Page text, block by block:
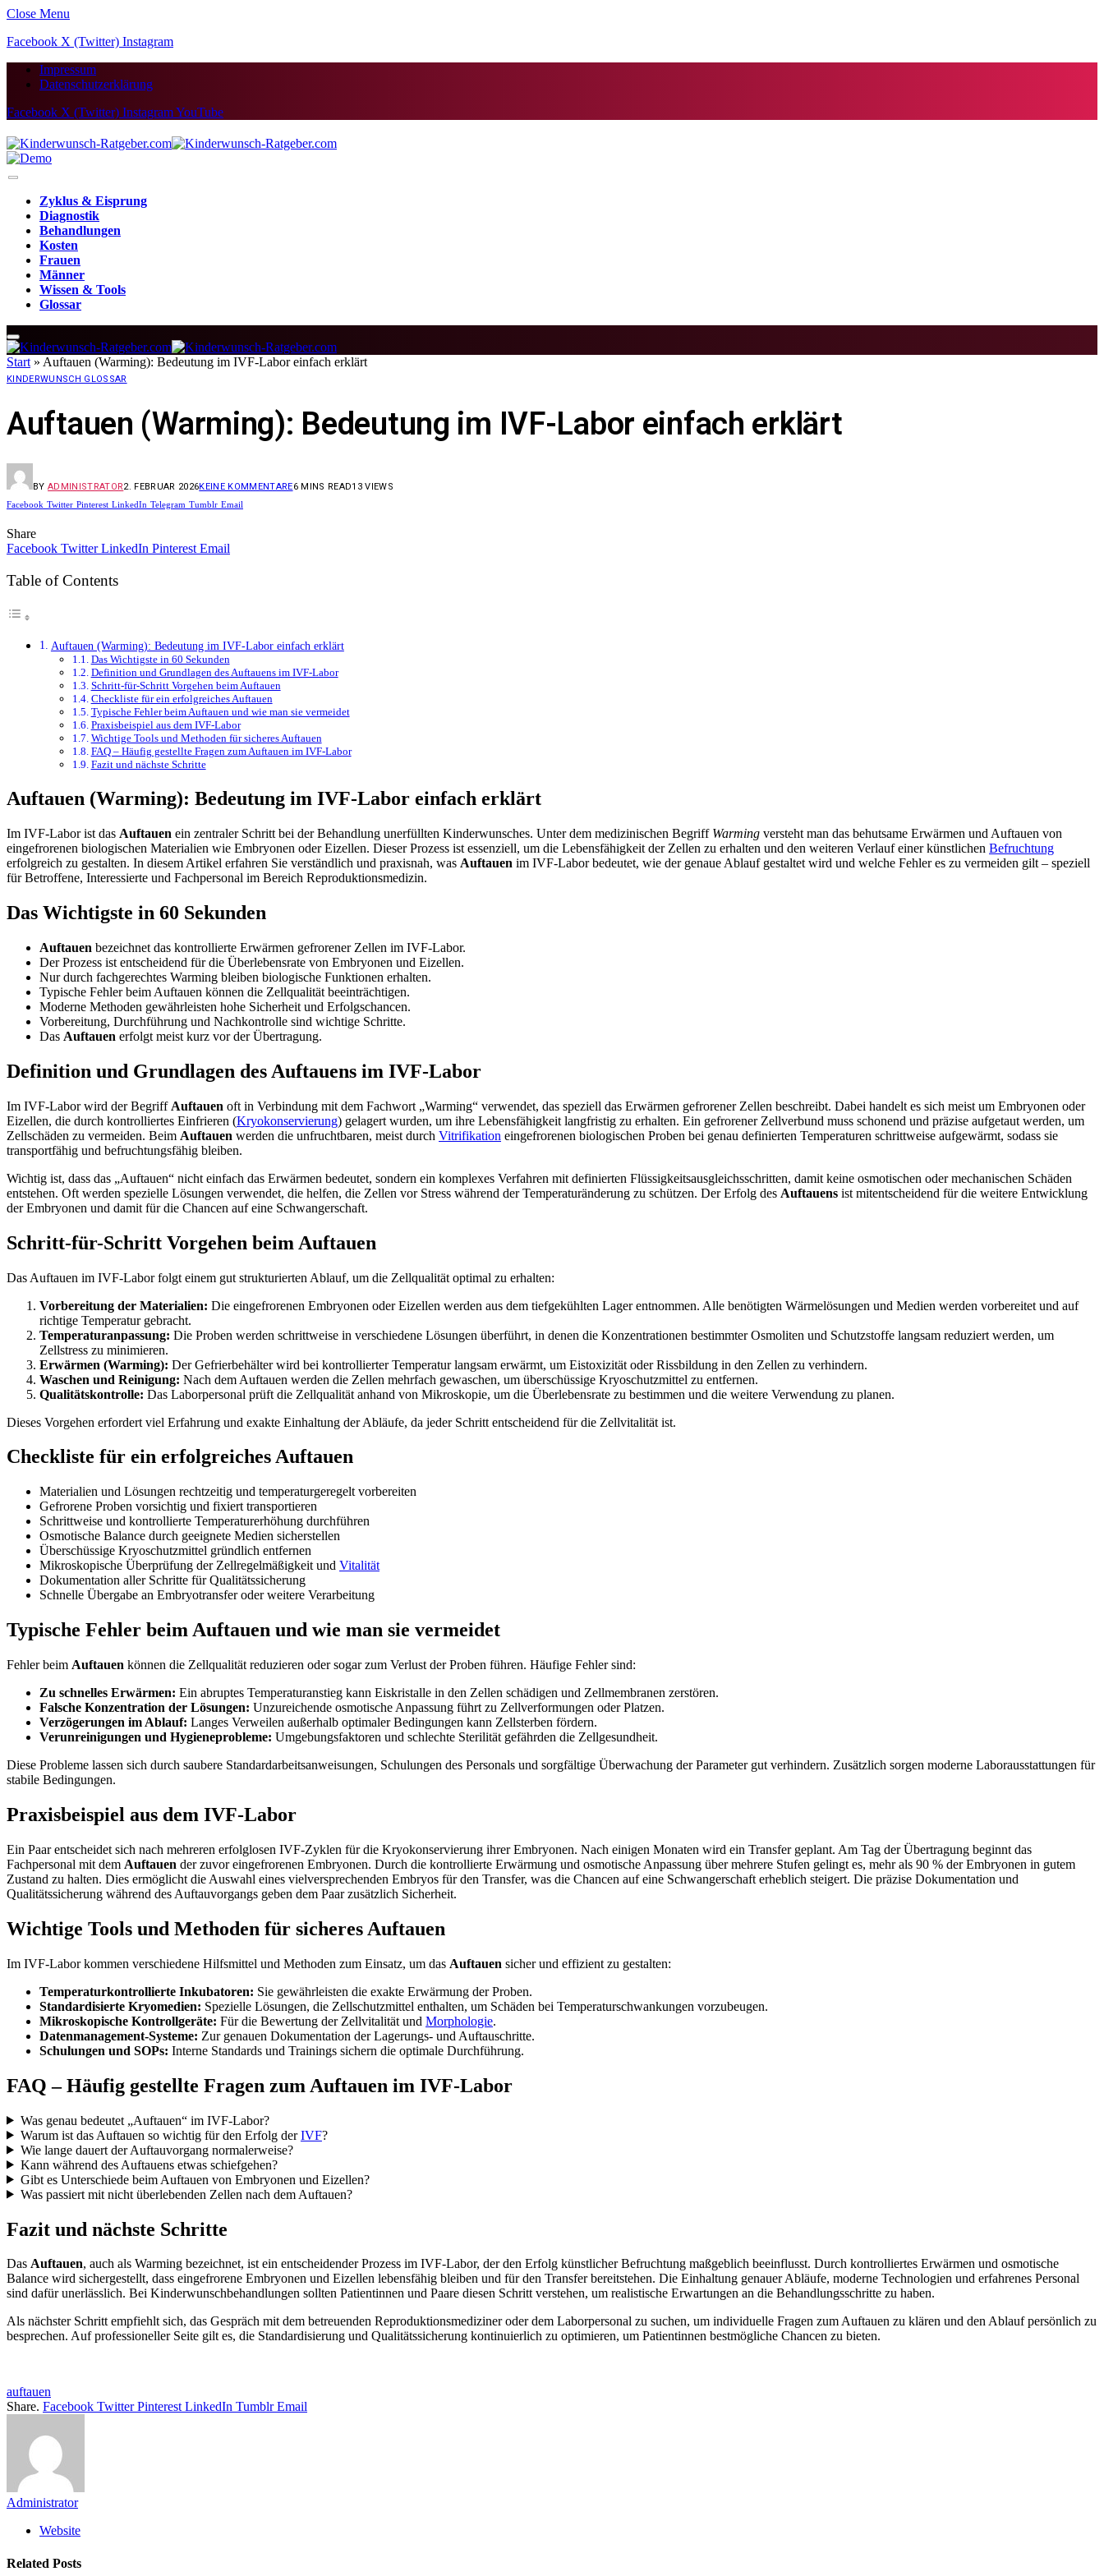
Close Menu
Facebook X (Twitter) Instagram
Impressum
Datenschutzerklärung
Facebook X (Twitter) InstagramYouTube
Zyklus & Eisprung
Diagnostik
Behandlungen
Kosten
Frauen
Männer
Wissen & Tools
Glossar
Start » Auftauen (Warming): Bedeutung im IVF-Labor einfach erklärt
KINDERWUNSCH GLOSSAR
Auftauen (Warming): Bedeutung im IVF-Labor einfach erklärt
BY ADMINISTRATOR2. FEBRUAR 2026KEINE KOMMENTARE6 MINS READ13VIEWS
Facebook Twitter Pinterest LinkedIn Telegram Tumblr Email
Share
Facebook Twitter LinkedIn Pinterest Email
Table of Contents
Auftauen (Warming): Bedeutung im IVF-Labor einfach erklärt
Das Wichtigste in 60 Sekunden
Definition und Grundlagen des Auftauens im IVF-Labor
Schritt-für-Schritt Vorgehen beim Auftauen
Checkliste für ein erfolgreiches Auftauen
Typische Fehler beim Auftauen und wie man sie vermeidet
Praxisbeispiel aus dem IVF-Labor
Wichtige Tools und Methoden für sicheres Auftauen
FAQ – Häufig gestellte Fragen zum Auftauen im IVF-Labor
Fazit und nächste Schritte
Auftauen (Warming): Bedeutung im IVF-Labor einfach erklärt
Im IVF-Labor ist das Auftauen ein zentraler Schritt bei der Behandlung unerfüllten Kinderwunsches. Unter dem medizinischen Begriff Warming versteht man das behutsame Erwärmen und Auftauen von
eingefrorenen biologischen Materialien wie Embryonen oder Eizellen. Dieser Prozess ist essenziell, um die Lebensfähigkeit der Zellen zu erhalten und den weiteren Verlauf einer künstlichen Befruchtung
erfolgreich zu gestalten. In diesem Artikel erfahren Sie verständlich und praxisnah, was Auftauen im IVF-Labor bedeutet, wie der genaue Ablauf gestaltet wird und welche Fehler es zu vermeiden gilt – speziell
für Betroffene, Interessierte und Fachpersonal im Bereich Reproduktionsmedizin.
Das Wichtigste in 60 Sekunden
Auftauen bezeichnet das kontrollierte Erwärmen gefrorener Zellen im IVF-Labor.
Der Prozess ist entscheidend für die Überlebensrate von Embryonen und Eizellen.
Nur durch fachgerechtes Warming bleiben biologische Funktionen erhalten.
Typische Fehler beim Auftauen können die Zellqualität beeinträchtigen.
Moderne Methoden gewährleisten hohe Sicherheit und Erfolgschancen.
Vorbereitung, Durchführung und Nachkontrolle sind wichtige Schritte.
Das Auftauen erfolgt meist kurz vor der Übertragung.
Definition und Grundlagen des Auftauens im IVF-Labor
Im IVF-Labor wird der Begriff Auftauen oft in Verbindung mit dem Fachwort „Warming“ verwendet, das speziell das Erwärmen gefrorener Zellen beschreibt. Dabei handelt es sich meist um Embryonen oder
Eizellen, die durch kontrolliertes Einfrieren (Kryokonservierung) gelagert wurden, um ihre Lebensfähigkeit langfristig zu erhalten. Ein gefrorener Zellverbund muss schonend und präzise aufgetaut werden, um
Zellschäden zu vermeiden. Beim Auftauen werden die unfruchtbaren, meist durch Vitrifikation eingefrorenen biologischen Proben bei genau definierten Temperaturen schrittweise aufgewärmt, sodass sie
transportfähig und befruchtungsfähig bleiben.
Wichtig ist, dass das „Auftauen“ nicht einfach das Erwärmen bedeutet, sondern ein komplexes Verfahren mit definierten Flüssigkeitsausgleichsschritten, damit keine osmotischen oder mechanischen Schäden
entstehen. Oft werden spezielle Lösungen verwendet, die helfen, die Zellen vor Stress während der Temperaturänderung zu schützen. Der Erfolg des Auftauens ist mitentscheidend für die weitere Entwicklung
der Embryonen und damit für die Chancen auf eine Schwangerschaft.
Schritt-für-Schritt Vorgehen beim Auftauen
Das Auftauen im IVF-Labor folgt einem gut strukturierten Ablauf, um die Zellqualität optimal zu erhalten:
Vorbereitung der Materialien: Die eingefrorenen Embryonen oder Eizellen werden aus dem tiefgekühlten Lager entnommen. Alle benötigten Wärmelösungen und Medien werden vorbereitet und auf
richtige Temperatur gebracht.
Temperaturanpassung: Die Proben werden schrittweise in verschiedene Lösungen überführt, in denen die Konzentrationen bestimmter Osmoliten und Schutzstoffe langsam reduziert werden, um
Zellstress zu minimieren.
Erwärmen (Warming): Der Gefrierbehälter wird bei kontrollierter Temperatur langsam erwärmt, um Eistoxizität oder Rissbildung in den Zellen zu verhindern.
Waschen und Reinigung: Nach dem Auftauen werden die Zellen mehrfach gewaschen, um überschüssige Kryoschutzmittel zu entfernen.
Qualitätskontrolle: Das Laborpersonal prüft die Zellqualität anhand von Mikroskopie, um die Überlebensrate zu bestimmen und die weitere Verwendung zu planen.
Dieses Vorgehen erfordert viel Erfahrung und exakte Einhaltung der Abläufe, da jeder Schritt entscheidend für die Zellvitalität ist.
Checkliste für ein erfolgreiches Auftauen
Materialien und Lösungen rechtzeitig und temperaturgeregelt vorbereiten
Gefrorene Proben vorsichtig und fixiert transportieren
Schrittweise und kontrollierte Temperaturerhöhung durchführen
Osmotische Balance durch geeignete Medien sicherstellen
Überschüssige Kryoschutzmittel gründlich entfernen
Mikroskopische Überprüfung der Zellregelmäßigkeit und Vitalität
Dokumentation aller Schritte für Qualitätssicherung
Schnelle Übergabe an Embryotransfer oder weitere Verarbeitung
Typische Fehler beim Auftauen und wie man sie vermeidet
Fehler beim Auftauen können die Zellqualität reduzieren oder sogar zum Verlust der Proben führen. Häufige Fehler sind:
Zu schnelles Erwärmen: Ein abruptes Temperaturanstieg kann Eiskristalle in den Zellen schädigen und Zellmembranen zerstören.
Falsche Konzentration der Lösungen: Unzureichende osmotische Anpassung führt zu Zellverformungen oder Platzen.
Verzögerungen im Ablauf: Langes Verweilen außerhalb optimaler Bedingungen kann Zellsterben fördern.
Verunreinigungen und Hygieneprobleme: Umgebungsfaktoren und schlechte Sterilität gefährden die Zellgesundheit.
Diese Probleme lassen sich durch saubere Standardarbeitsanweisungen, Schulungen des Personals und sorgfältige Überwachung der Parameter gut verhindern. Zusätzlich sorgen moderne Laborausstattungen für
stabile Bedingungen.
Praxisbeispiel aus dem IVF-Labor
Ein Paar entscheidet sich nach mehreren erfolglosen IVF-Zyklen für die Kryokonservierung ihrer Embryonen. Nach einigen Monaten wird ein Transfer geplant. Am Tag der Übertragung beginnt das
Fachpersonal mit dem Auftauen der zuvor eingefrorenen Embryonen. Durch die kontrollierte Erwärmung und osmotische Anpassung über mehrere Stufen gelingt es, mehr als 90 % der Embryonen in gutem
Zustand zu halten. Dies ermöglicht die Auswahl eines vielversprechenden Embryos für den Transfer, was die Chancen auf eine Schwangerschaft erheblich steigert. Die präzise Dokumentation und
Qualitätssicherung während des Auftauvorgangs geben dem Paar zusätzlich Sicherheit.
Wichtige Tools und Methoden für sicheres Auftauen
Im IVF-Labor kommen verschiedene Hilfsmittel und Methoden zum Einsatz, um das Auftauen sicher und effizient zu gestalten:
Temperaturkontrollierte Inkubatoren: Sie gewährleisten die exakte Erwärmung der Proben.
Standardisierte Kryomedien: Spezielle Lösungen, die Zellschutzmittel enthalten, um Schäden bei Temperaturschwankungen vorzubeugen.
Mikroskopische Kontrollgeräte: Für die Bewertung der Zellvitalität und Morphologie.
Datenmanagement-Systeme: Zur genauen Dokumentation der Lagerungs- und Auftauschritte.
Schulungen und SOPs: Interne Standards und Trainings sichern die optimale Durchführung.
FAQ – Häufig gestellte Fragen zum Auftauen im IVF-Labor
Was genau bedeutet „Auftauen“ im IVF-Labor?
Warum ist das Auftauen so wichtig für den Erfolg derIVF?
Wie lange dauert der Auftauvorgang normalerweise?
Kann während des Auftauens etwas schiefgehen?
Gibt es Unterschiede beim Auftauen von Embryonen und Eizellen?
Was passiert mit nicht überlebenden Zellen nach dem Auftauen?
Fazit und nächste Schritte
Das Auftauen, auch als Warming bezeichnet, ist ein entscheidender Prozess im IVF-Labor, der den Erfolg künstlicher Befruchtung maßgeblich beeinflusst. Durch kontrolliertes Erwärmen und osmotische
Balance wird sichergestellt, dass eingefrorene Embryonen und Eizellen lebensfähig bleiben und für den Transfer bereitstehen. Die Einhaltung genauer Abläufe, moderne Technologien und erfahrenes Personal
sind dafür unerlässlich. Bei Kinderwunschbehandlungen sollten Patientinnen und Paare diesen Schritt verstehen, um realistische Erwartungen an die Behandlungsschritte zu haben.
Als nächster Schritt empfiehlt sich, das Gespräch mit dem betreuenden Reproduktionsmediziner oder dem Laborpersonal zu suchen, um individuelle Fragen zum Auftauen zu klären und den Ablauf persönlich zu
besprechen. Auf professioneller Seite gilt es, die Standardisierung und Qualitätssicherung kontinuierlich zu optimieren, um Patientinnen bestmögliche Chancen zu bieten.
auftauen
Share. Facebook Twitter Pinterest LinkedIn Tumblr Email
Administrator
Website
Related Posts